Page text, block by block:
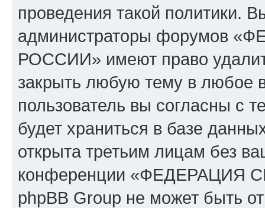
проведения такой политики.
администраторы форумов
РОССИИ» имеют право
закрыть любую тему в любое
пользователь вы согласны с
будет храниться в базе
открыта третьим лицам без
конференции «ФЕДЕРАЦИЯ
phpBB Group не может быть